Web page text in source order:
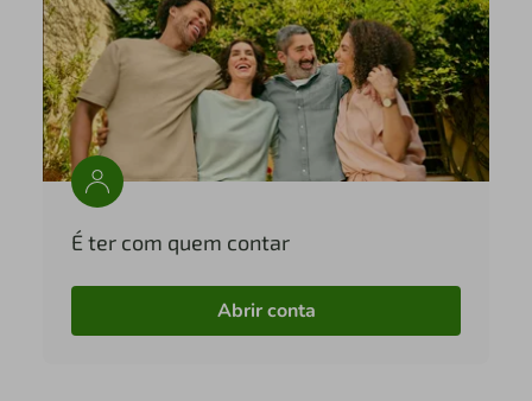
É ter com quem contar
Abrir conta